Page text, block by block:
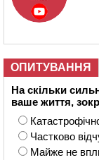
ОПИТУВАННЯ
На скільки
ваше життя,
Частково
Майже не